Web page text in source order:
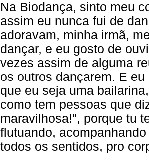
Na Biodança, sinto meu
assim eu nunca fui de
adoravam, minha irmã,
dançar, e eu gosto de
vezes assim de alguma
os outros dançarem. E
que eu seja uma
como tem pessoas que
maravilhosa!", porque tu
flutuando,
todos os sentidos, pro